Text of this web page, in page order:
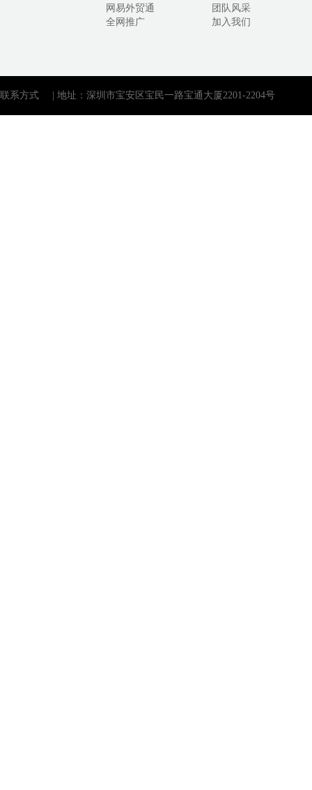
网易外贸通
全网推广
团队风采
加入我们
联系方式 | 地址：深圳市宝安区宝民一路宝通大厦2201-2204号